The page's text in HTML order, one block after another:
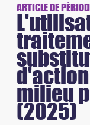
ARTICLE DE
milieu
(2025)